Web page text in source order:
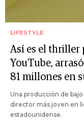
LIFESTYLE
Así es el thriller
YouTube,
81 millones en
Una producción de
director más joven en
estadounidense.